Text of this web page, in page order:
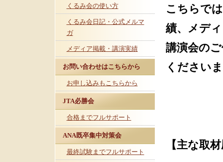
くるみ会の使い方
くるみ会日記・公式メルマ
ガ
メディア掲載・講演実績
お問い合わせはこちらから
お申し込みもこちらから
JTA必勝会
合格までフルサポート
ANA既卒集中対策会
最終試験までフルサポート
こちらで
績、メデ
講演会の
ください
【主な取